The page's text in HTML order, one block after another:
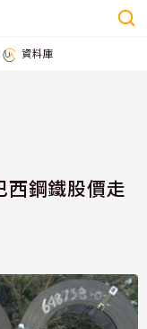
資料庫
西鋼鐵股價走